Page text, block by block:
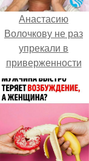
Анастасию
Волочкову не раз
упрекали в
приверженности
устаревшим бьюти -
процедурам.